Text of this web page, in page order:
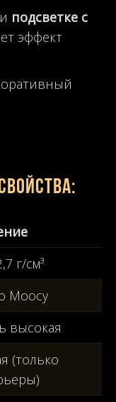
подсветке с
эффект
г/см³
Моосу
высокая
(только